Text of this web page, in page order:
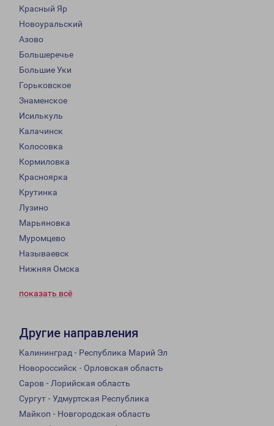
Красный Яр
Новоуральский
Азово
Большеречье
Большие Уки
Горьковское
Знаменское
Исилькуль
Калачинск
Колосовка
Кормиловка
Красноярка
Крутинка
Лузино
Марьяновка
Муромцево
Называевск
Нижняя Омска
показать всё
Другие направления
Калининград - Республика Марий Эл
Новороссийск - Орловская область
Саров - Лорийская область
Сургут - Удмуртская Республика
Майкоп - Новгородская область